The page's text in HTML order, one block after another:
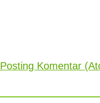
Posting Komentar